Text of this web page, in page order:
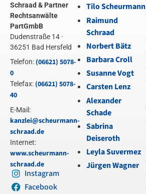
Schraad & Partner
Rechtsanwälte
PartGmbB
Dudenstraße 14 ·
36251 Bad Hersfeld
Telefon: (06621) 5078-
0
Telefax: (06621) 5078-
40
E-Mail:
kanzlei@scheurmann-
schraad.de
Internet:
www.scheurmann-
schraad.de
Instagram
Facebook
Tilo Scheurmann
Raimund
Schraad
Norbert Bätz
Barbara Croll
Susanne Vogt
Carsten Lenz
Alexander
Schade
Sabrina
Deiseroth
Leyla Suvermez
Jürgen Wagner